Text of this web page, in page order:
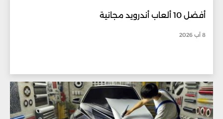
أفضل 10 ألعاب أندرويد مجانية
8 آب 2026